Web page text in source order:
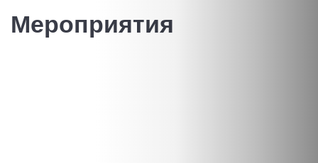
Мероприятия